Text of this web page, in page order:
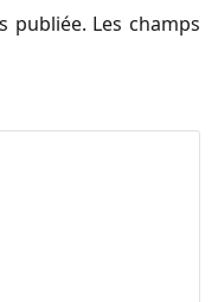
publiée. Les champs